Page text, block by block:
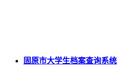
固原市大学生档案查询系统